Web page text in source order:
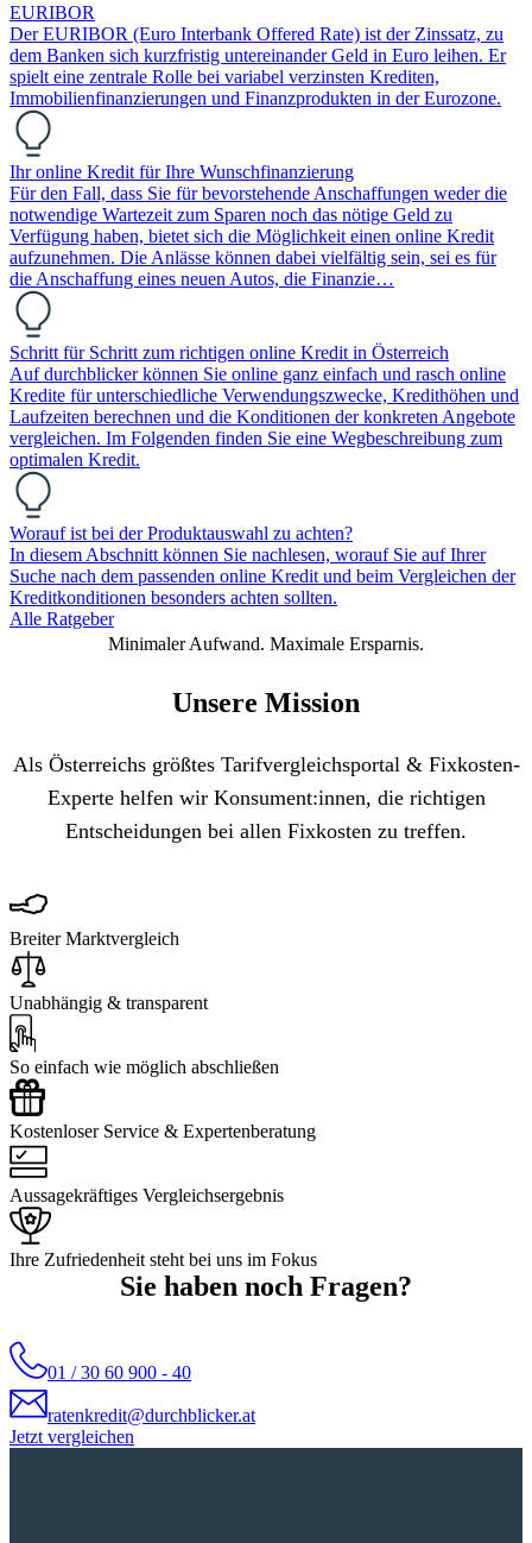
EURIBOR
Der EURIBOR (Euro Interbank Offered Rate) ist der Zinssatz, zu
dem Banken sich kurzfristig untereinander Geld in Euro leihen. Er
spielt eine zentrale Rolle bei variabel verzinsten Krediten,
Immobilienfinanzierungen und Finanzprodukten in der Eurozone.
Ihr online Kredit für Ihre Wunschfinanzierung
Für den Fall, dass Sie für bevorstehende Anschaffungen weder die
notwendige Wartezeit zum Sparen noch das nötige Geld zu
Verfügung haben, bietet sich die Möglichkeit einen online Kredit
aufzunehmen. Die Anlässe können dabei vielfältig sein, sei es für
die Anschaffung eines neuen Autos, die Finanzie…
Schritt für Schritt zum richtigen online Kredit in Österreich
Auf durchblicker können Sie online ganz einfach und rasch online
Kredite für unterschiedliche Verwendungszwecke, Kredithöhen und
Laufzeiten berechnen und die Konditionen der konkreten Angebote
vergleichen. Im Folgenden finden Sie eine Wegbeschreibung zum
optimalen Kredit.
Worauf ist bei der Produktauswahl zu achten?
In diesem Abschnitt können Sie nachlesen, worauf Sie auf Ihrer
Suche nach dem passenden online Kredit und beim Vergleichen der
Kreditkonditionen besonders achten sollten.
Alle Ratgeber
Minimaler Aufwand. Maximale Ersparnis.
Unsere Mission
Als Österreichs größtes Tarifvergleichsportal & Fixkosten-
Experte helfen wir Konsument:innen, die richtigen
Entscheidungen bei allen Fixkosten zu treffen.
Breiter Marktvergleich
Unabhängig & transparent
So einfach wie möglich abschließen
Kostenloser Service & Expertenberatung
Aussagekräftiges Vergleichsergebnis
Ihre Zufriedenheit steht bei uns im Fokus
Sie haben noch Fragen?
01 / 30 60 900 - 40
ratenkredit@durchblicker.at
Jetzt vergleichen